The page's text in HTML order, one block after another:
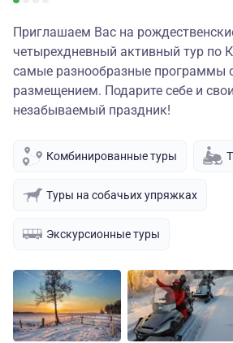
Приглашаем Вас на
четырехдневный активный тур по
самые разнообразные программы
размещением. Подарите себе и
незабываемый праздник!
Комбинированные туры
Туры на собачьих упряжках
Экскурсионные туры